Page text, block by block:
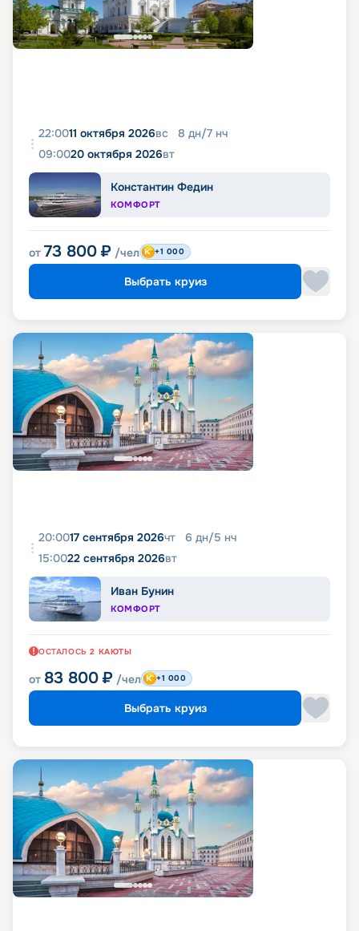
22:0011 октября 2026вс 8 дн/7 нч
09:0020 октября 2026вт
Константин Федин
КОМФОРТ
от 73 800 ₽ /чел +1 000
Выбрать круиз
20:0017 сентября 2026чт 6 дн/5 нч
15:0022 сентября 2026вт
Иван Бунин
КОМФОРТ
ОСТАЛОСЬ 2 КАЮТЫ
от 83 800 ₽ /чел +1 000
Выбрать круиз